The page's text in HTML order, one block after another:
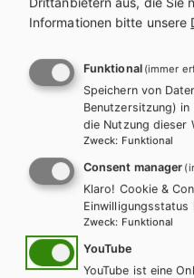
Bildung 5/6
Unterrichtsmaterialien zu
Informationen bitte unsere
Funktional (immer
Speichern von
Benutzersitzung)
die Nutzung dieser
Zweck: Funktional
Consent manager
Klaro! Cookie &
Einwilligungsstatus
Zweck: Funktional
YouTube
YouTube ist eine